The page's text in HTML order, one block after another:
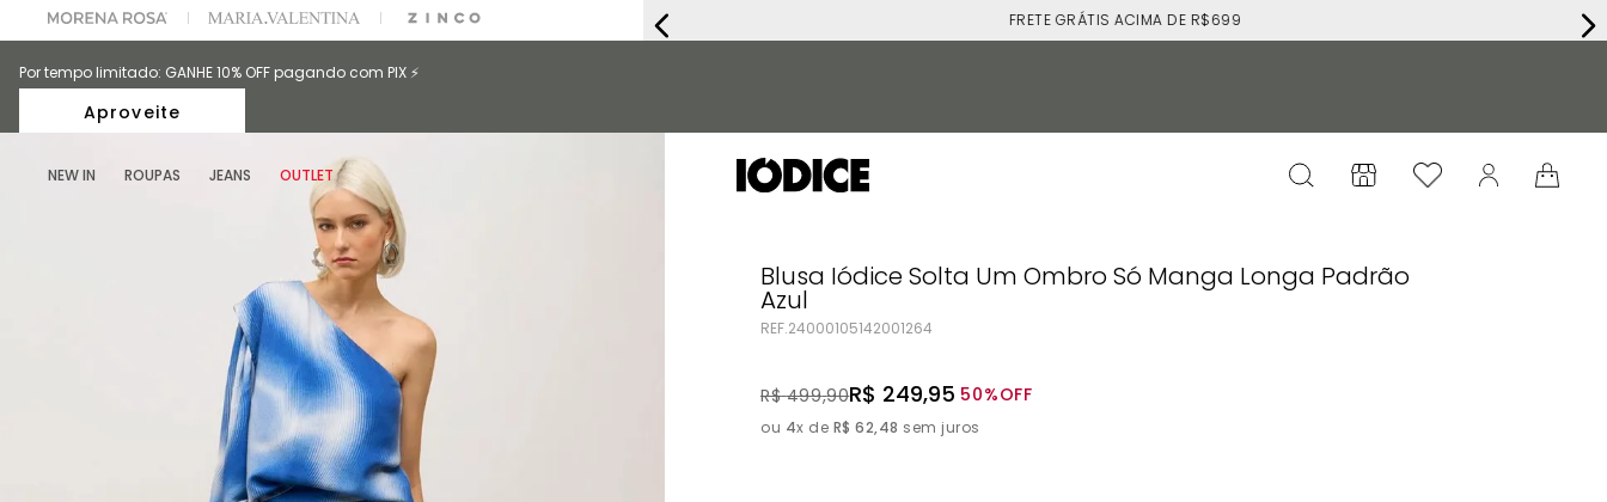
ESCOLHER SEU LOOK? FALE COM NOSSA PERSONAL SHOPPER. FRETE GRÁTIS ACIMA DE R$699
Por tempo limitado: GANHE 10% OFF pagando com PIX ⚡️
Aproveite
NEW IN ROUPAS JEANS OUTLET
Blusa Iódice Solta Um Ombro Só Manga Longa Padrão
Azul
REF.24000105142001264
R$ 499,90R$ 249,95 50%OFF
ou 4x de R$ 62,48 sem juros